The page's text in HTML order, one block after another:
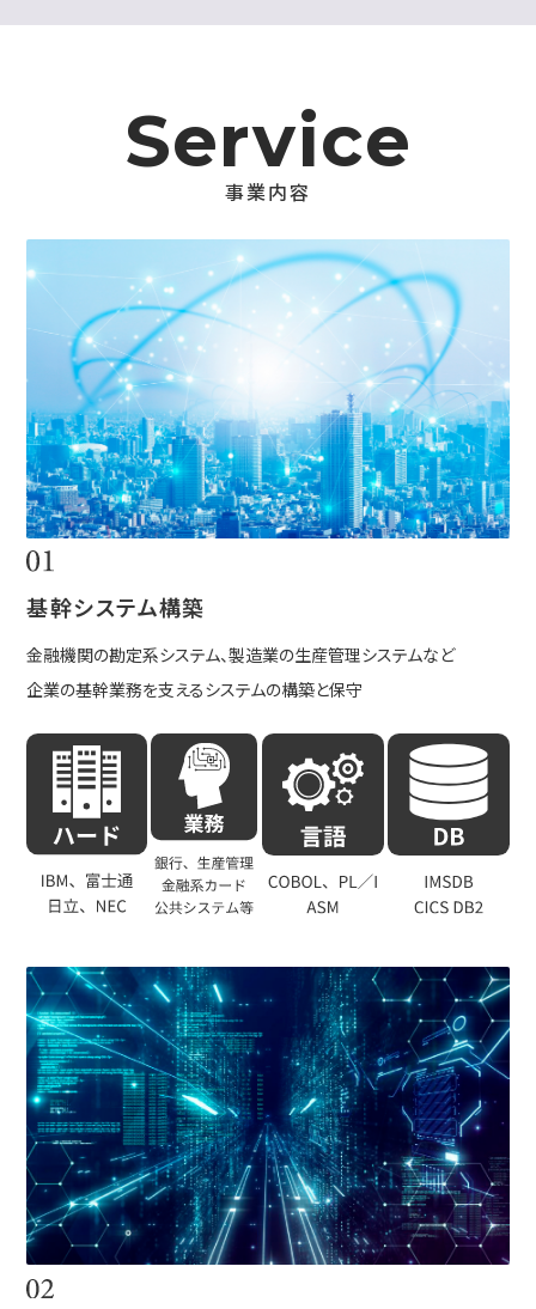
として、令和8年2月1日をも って株式会社デジタルアソシ
Service
事業内容
基幹システム構築
金融機関の勘定系システム、製造業の生産管理システムなど
企業の基幹業務を支えるシステムの構築と保守